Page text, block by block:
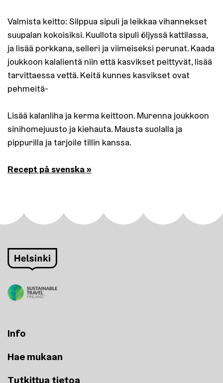
Valmista keitto: Silppua sipuli ja leikkaa vihannekset
suupalan kokoisiksi. Kuullota sipuli öljyssä kattilassa,
ja lisää porkkana, selleri ja viimeiseksi perunat. Kaada
joukkoon kalalientä niin että kasvikset peittyvät, lisää
tarvittaessa vettä. Keitä kunnes kasvikset ovat
pehmeitä-
Lisää kalanliha ja kerma keittoon. Murenna joukkoon
sinihomejuusto ja kiehauta. Mausta suolalla ja
pippurilla ja tarjoile tillin kanssa.
Recept på svenska »
Info
Hae mukaan
Tutkittua tietoa